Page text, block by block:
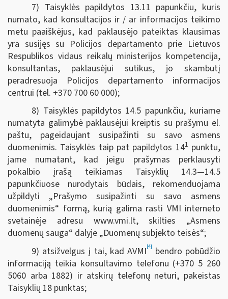
7) Taisyklės papildytos 13.11 papunkčiu, kuris
numato, kad konsultacijos ir / ar informacijos teikimo
metu paaiškėjus, kad paklausėjo pateiktas klausimas
yra susijęs su Policijos departamento prie Lietuvos
Respublikos vidaus reikalų ministerijos kompetencija,
konsultantas, paklausėjui sutikus, jo skambutį
peradresuoja Policijos departamento informacijos
centrui (tel. +370 700 60 000);
8) Taisyklės papildytos 14.5 papunkčiu, kuriame
numatyta galimybė paklausėjui kreiptis su prašymu el.
paštu, pageidaujant susipažinti su savo asmens
duomenimis. Taisyklės taip pat papildytos 141 punktu,
jame numatant, kad jeigu prašymas perklausyti
pokalbio įrašą teikiamas Taisyklių 14.3—14.5
papunkčiuose nurodytais būdais, rekomenduojama
užpildyti „Prašymo susipažinti su savo asmens
duomenimis“ formą, kurią galima rasti VMI interneto
svetainėje adresu www.vmi.lt, skilties „Asmens
duomenų sauga“ dalyje „Duomenų subjekto teisės“;
9) atsižvelgus į tai, kad AVMI[4] bendro pobūdžio
informaciją teikia konsultavimo telefonu (+370 5 260
5060 arba 1882) ir atskirų telefonų neturi, pakeistas
Taisyklių 18 punktas;